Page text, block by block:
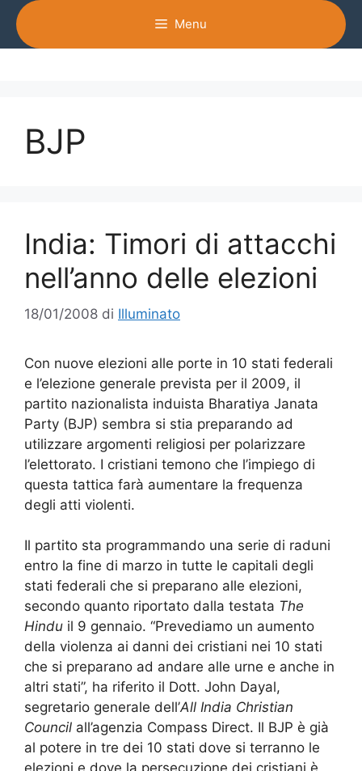
Vai
contenuto
Menu
BJP
India: Timori di attacchi
nell’anno delle elezioni
18/01/2008 di Illuminato
Con nuove elezioni alle porte in 10 stati federali
e l’elezione generale prevista per il 2009, il
partito nazionalista induista Bharatiya Janata
Party (BJP) sembra si stia preparando ad
utilizzare argomenti religiosi per polarizzare
l’elettorato. I cristiani temono che l’impiego di
questa tattica farà aumentare la frequenza
degli atti violenti.
Il partito sta programmando una serie di raduni
entro la fine di marzo in tutte le capitali degli
stati federali che si preparano alle elezioni,
secondo quanto riportato dalla testata The
Hindu il 9 gennaio. “Prevediamo un aumento
della violenza ai danni dei cristiani nei 10 stati
che si preparano ad andare alle urne e anche in
altri stati”, ha riferito il Dott. John Dayal,
segretario generale dell’All India Christian
Council all’agenzia Compass Direct. Il BJP è già
al potere in tre dei 10 stati dove si terranno le
elezioni e dove la persecuzione dei cristiani è